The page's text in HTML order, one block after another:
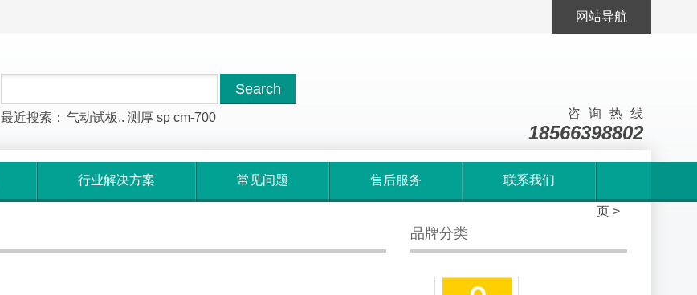
网站导航
最近搜索： 气动试板.. 测厚 sp cm-700 咨询热线
18566398802
行业解决方案 常见问题 售后服务 联系我们
页 >
品牌分类